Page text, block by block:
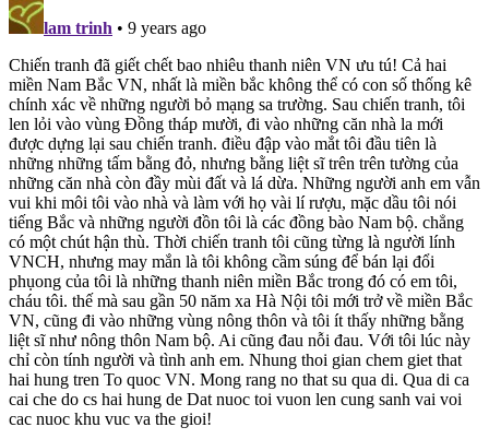
lam trinh • 9 years ago
Chiến tranh đã giết chết bao nhiêu thanh niên VN ưu tú! Cả hai
miền Nam Bắc VN, nhất là miền bắc không thể có con số thống kê
chính xác về những người bỏ mạng sa trường. Sau chiến tranh, tôi
len lỏi vào vùng Đồng tháp mười, đi vào những căn nhà la mới
được dựng lại sau chiến tranh. điều đập vào mắt tôi đầu tiên là
những những tấm bằng đỏ, nhưng bằng liệt sĩ trên trên tường của
những căn nhà còn đầy mùi đất và lá dừa. Những người anh em vẫn
vui khi môi tôi vào nhà và làm với họ vài lí rượu, mặc dầu tôi nói
tiếng Bắc và những người đồn tôi là các đồng bào Nam bộ. chẳng
có một chút hận thù. Thời chiến tranh tôi cũng từng là người lính
VNCH, nhưng may mắn là tôi không cầm súng để bán lại đổi
phụong của tôi là những thanh niên miền Bắc trong đó có em tôi,
cháu tôi. thế mà sau gần 50 năm xa Hà Nội tôi mới trở về miền Bắc
VN, cũng đi vào những vùng nông thôn và tôi ít thấy những bằng
liệt sĩ như nông thôn Nam bộ. Ai cũng đau nỗi đau. Với tôi lúc này
chỉ còn tính người và tình anh em. Nhung thoi gian chem giet that
hai hung tren To quoc VN. Mong rang no that su qua di. Qua di ca
cai che do cs hai hung de Dat nuoc toi vuon len cung sanh vai voi
cac nuoc khu vuc va the gioi!